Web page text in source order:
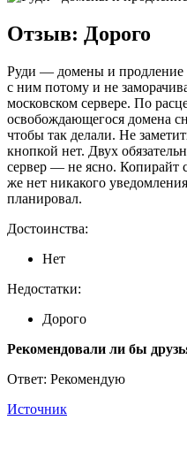
Отзыв: Дорого
Руди — домены и продление
с ним потому и не
московском сервере. По
освобождающегося домена
чтобы так делали. Не
кнопкой нет. Двух
сервер — не ясно. Копирайт
же нет никакого
планировал.
Достоинства:
Нет
Недостатки:
Дорого
Рекомендовали ли бы
Ответ: Рекомендую
Источник